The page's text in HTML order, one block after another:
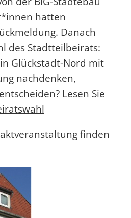
hatten
Danach
des Stadtteilbeirats:
Glückstadt-Nord mit
nachdenken,
Lesen Sie
finden